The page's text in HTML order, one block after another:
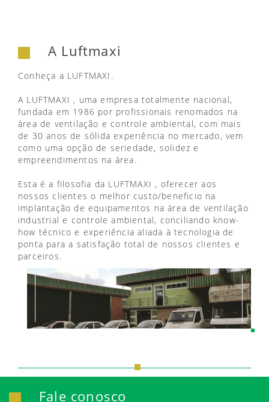
A Luftmaxi
Conheça a LUFTMAXI.
A LUFTMAXI , uma empresa totalmente nacional,
fundada em 1986 por profissionais renomados na
área de ventilação e controle ambiental, com mais
de 30 anos de sólida experiência no mercado, vem
como uma opção de seriedade, solidez e
empreendimentos na área.
Esta é a filosofia da LUFTMAXI , oferecer aos
nossos clientes o melhor custo/beneficio na
implantação de equipamentos na área de ventilação
industrial e controle ambiental, conciliando know-
how técnico e experiência aliada à tecnologia de
ponta para a satisfação total de nossos clientes e
parceiros.
Fale conosco